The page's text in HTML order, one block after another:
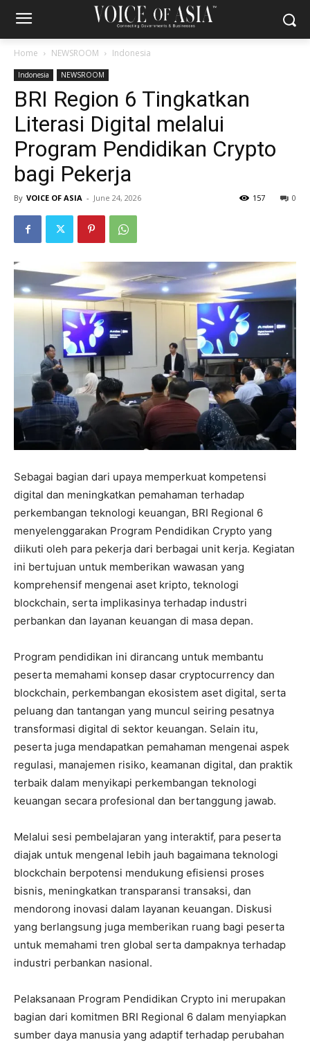
Home NEWSROOM Indonesia
Indonesia NEWSROOM
BRI Region 6 Tingkatkan
Literasi Digital melalui
Program Pendidikan Crypto
bagi Pekerja
By VOICE OF ASIA - June 24, 2026 0
157
Sebagai bagian dari upaya memperkuat kompetensi
digital dan meningkatkan pemahaman terhadap
perkembangan teknologi keuangan, BRI Regional 6
menyelenggarakan Program Pendidikan Crypto yang
diikuti oleh para pekerja dari berbagai unit kerja. Kegiatan
ini bertujuan untuk memberikan wawasan yang
komprehensif mengenai aset kripto, teknologi
blockchain, serta implikasinya terhadap industri
perbankan dan layanan keuangan di masa depan.
Program pendidikan ini dirancang untuk membantu
peserta memahami konsep dasar cryptocurrency dan
blockchain, perkembangan ekosistem aset digital, serta
peluang dan tantangan yang muncul seiring pesatnya
transformasi digital di sektor keuangan. Selain itu,
peserta juga mendapatkan pemahaman mengenai aspek
regulasi, manajemen risiko, keamanan digital, dan praktik
terbaik dalam menyikapi perkembangan teknologi
keuangan secara profesional dan bertanggung jawab.
Melalui sesi pembelajaran yang interaktif, para peserta
diajak untuk mengenal lebih jauh bagaimana teknologi
blockchain berpotensi mendukung efisiensi proses
bisnis, meningkatkan transparansi transaksi, dan
mendorong inovasi dalam layanan keuangan. Diskusi
yang berlangsung juga memberikan ruang bagi peserta
untuk memahami tren global serta dampaknya terhadap
industri perbankan nasional.
Pelaksanaan Program Pendidikan Crypto ini merupakan
bagian dari komitmen BRI Regional 6 dalam menyiapkan
sumber daya manusia yang adaptif terhadap perubahan